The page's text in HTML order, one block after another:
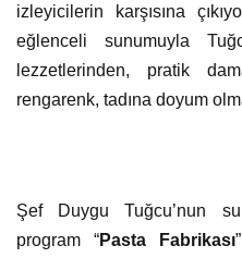
izleyicilerin karşısına
eğlenceli sunumuyla
lezzetlerinden, pratik
rengarenk, tadına doyum
Şef Duygu Tuğcu’nun
program “Pasta Fabrikası